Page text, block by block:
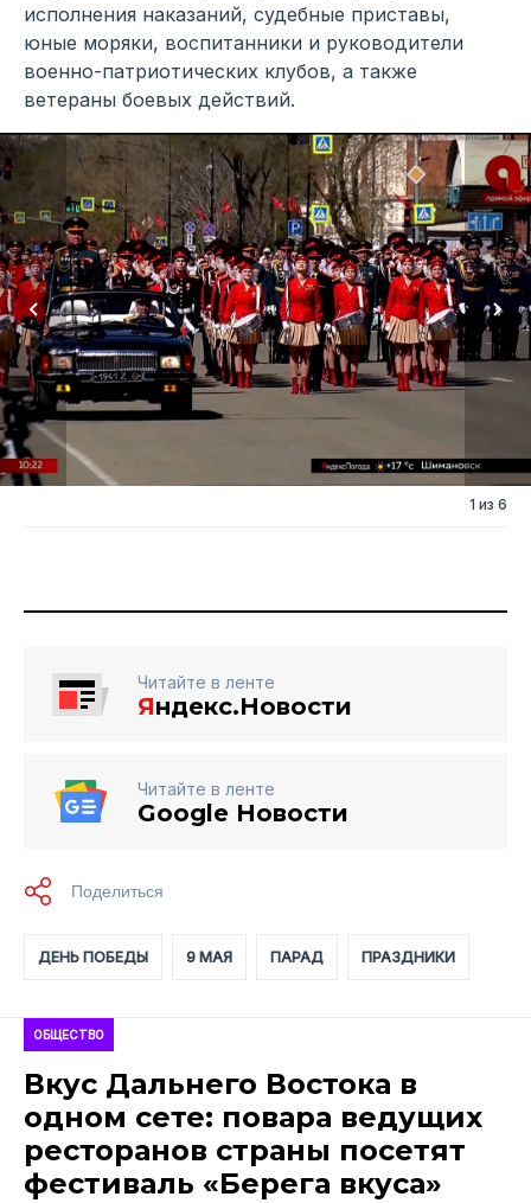
исполнения наказаний, судебные приставы,
юные моряки, воспитанники и руководители
военно-патриотических клубов, а также
ветераны боевых действий.
1 из 6
Читайте в ленте
Яндекс.Новости
Читайте в ленте
Google Новости
ДЕНЬ ПОБЕДЫ 9 МАЯ ПАРАД ПРАЗДНИКИ
ОБЩЕСТВО
Вкус Дальнего Востока в
одном сете: повара ведущих
ресторанов страны посетят
фестиваль «Берега вкуса»